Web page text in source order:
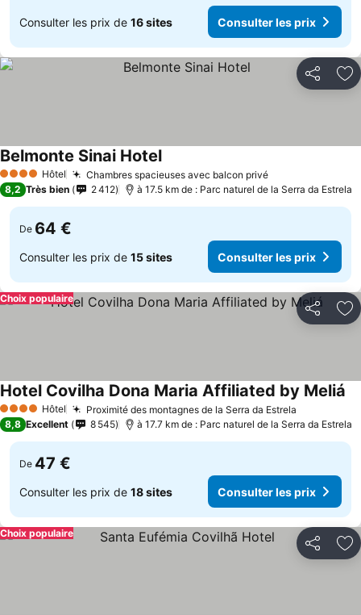
Consulter les prix de 16 sites Consulter les prix
Partager
4 Étoiles Hôtel Chambres spacieuses avec balcon privéConsulter les
Belmonte Sinai HotelConsulter les prix
8,2 Très bien 2 412 à 17.5 km de : Parc naturel de la Serra da Estrela
De 64 €
Consulter les prix de 15 sites Consulter les prix
Partager
Choix populaire
4 Étoiles Hôtel Proximité des montagnes de la Serra da Estrela
Hotel Covilha Dona Maria Affiliated by Meliá
8,8 Excellent 8 545 à 17.7 km de : Parc naturel de la Serra da Estrela
De 47 €
Consulter les prix de 18 sites Consulter les prix
Partager
Choix populaire